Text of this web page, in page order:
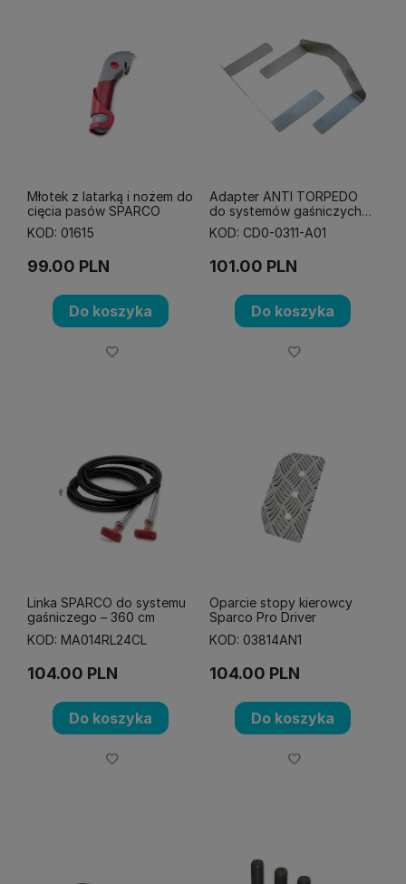
Młotek z latarką i nożem do
cięcia pasów SPARCO
KOD: 01615
99.00 PLN
Do koszyka
Adapter ANTI TORPEDO
do systemów gaśniczych
OMP
KOD: CD0-0311-A01
101.00 PLN
Do koszyka
Linka SPARCO do systemu
gaśniczego – 360 cm
KOD: MA014RL24CL
104.00 PLN
Do koszyka
Oparcie stopy kierowcy
Sparco Pro Driver
KOD: 03814AN1
104.00 PLN
Do koszyka